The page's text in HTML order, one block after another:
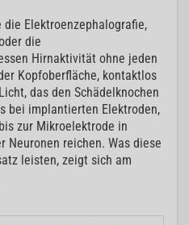
Elektroenzephalografie,
die
Hirnaktivität ohne jeden
Kopfoberfläche, kontaktlos
das den Schädelknochen
bei implantierten Elektroden,
zur Mikroelektrode in
Neuronen reichen. Was diese
leisten, zeigt sich am